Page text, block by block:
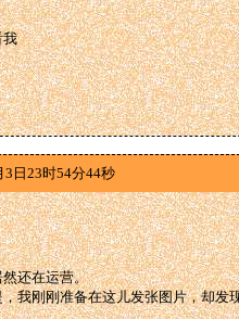
我
3日23时54分44秒
还在运营。
我刚刚准备在这儿发张图片，却发